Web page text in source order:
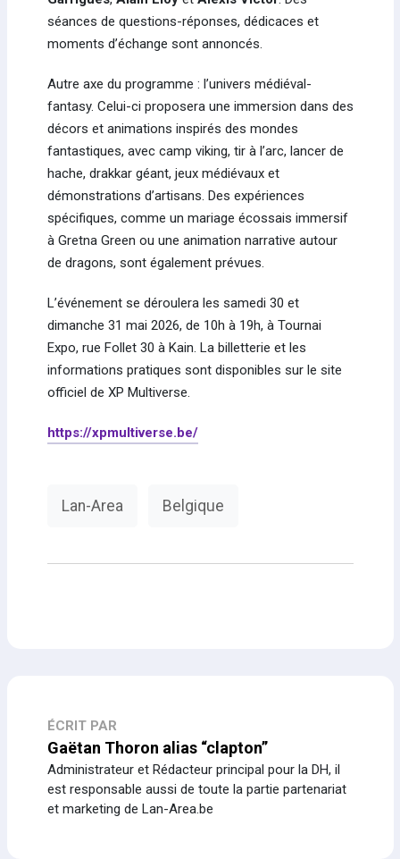
séances de questions-réponses, dédicaces et
moments d’échange sont annoncés.
Autre axe du programme : l’univers médiéval-
fantasy. Celui-ci proposera une immersion dans des
décors et animations inspirés des mondes
fantastiques, avec camp viking, tir à l’arc, lancer de
hache, drakkar géant, jeux médiévaux et
démonstrations d’artisans. Des expériences
spécifiques, comme un mariage écossais immersif
à Gretna Green ou une animation narrative autour
de dragons, sont également prévues.
L’événement se déroulera les samedi 30 et
dimanche 31 mai 2026, de 10h à 19h, à Tournai
Expo, rue Follet 30 à Kain. La billetterie et les
informations pratiques sont disponibles sur le site
officiel de XP Multiverse.
https://xpmultiverse.be/
Lan-Area Belgique
ÉCRIT PAR
Gaëtan Thoron alias “clapton”
Administrateur et Rédacteur principal pour la DH, il
est responsable aussi de toute la partie partenariat
et marketing de Lan-Area.be